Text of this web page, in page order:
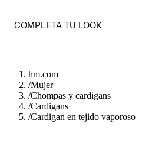
COMPLETA TU LOOK
hm.com
/Mujer
/Chompas y cardigans
/Cardigans
/Cardigan en tejido vaporoso